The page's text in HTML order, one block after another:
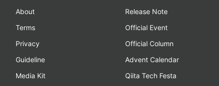
About
Terms
Privacy
Guideline
Media Kit
Release Note
Official Event
Official Column
Advent Calendar
Qiita Tech Festa